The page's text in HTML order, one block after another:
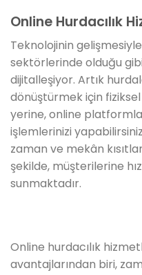
Online Hurdacılık
Teknolojinin
sektörlerinde olduğu
dijitalleşiyor. Artık
dönüştürmek için
yerine, online
işlemlerinizi
zaman ve mekân
şekilde, müşterilerine
sunmaktadır.
Online hurdacılık
avantajlarından biri,